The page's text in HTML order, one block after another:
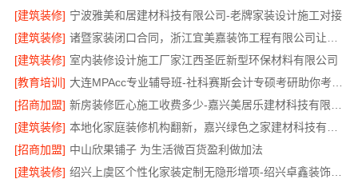
[建筑装修] 宁波雅美和居建材科技有限公司-老牌家装设计施工对接
[建筑装修]
[建筑装修] 室内装修设计施工厂家江西圣匠新型环保材料有限公司
[教育培训]
[招商加盟]
[建筑装修]
[招商加盟] 中山欣果铺子 为生活微百货盈利做加法
[建筑装修]
绍兴上虞区个性化家装定制无隐形增项-绍兴卓鑫装饰材料有限公司